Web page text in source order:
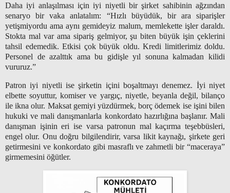
Daha iyi anlaşılması için iyi niyetli bir şirket sahibinin ağzından
senaryo bir vaka anlatalım: “Hızlı büyüdük, bir ara siparişler
yetişmiyordu ama aynı gemideyiz malum, memlekette işler daraldı.
Stokta mal var ama sipariş gelmiyor, şu biten büyük işin çeklerini
tahsil edemedik. Etkisi çok büyük oldu. Kredi limitlerimiz doldu.
Personel de azalttık ama bu gidişle yıl sonuna kalmadan kilidi
vururuz.”
Patron iyi niyetli ise şirketin içini boşaltmayı denemez. İyi niyet
elbette soyuttur, komiser ve yargıç, niyetle, beyanla değil, bilanço
ile ikna olur. Maksat gemiyi yüzdürmek, borç ödemek ise işini bilen
hukuki ve mali danışmanlarla konkordato hazırlığına başlanır. Mali
danışman işinin eri ise varsa patronun mal kaçırma teşebbüsleri,
engel olur. Onu doğru bilgilendirir, varsa likit kaynağı, şirkete geri
getirmesini ve konkordato gibi masraflı ve zahmetli bir “maceraya”
girmemesini öğütler.